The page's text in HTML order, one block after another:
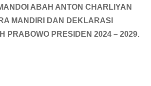
ABAH ANTON CHARLIYAN
MANDIRI DAN DEKLARASI
PRABOWO PRESIDEN 2024 – 2029.